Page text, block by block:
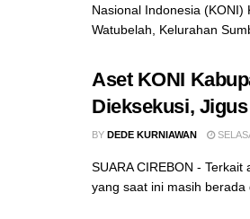
Nasional Indonesia (KONI)
Watubelah, Kelurahan
Aset KONI
Dieksekusi,
BY DEDE KURNIAWAN
SUARA CIREBON -
yang saat ini masih berada